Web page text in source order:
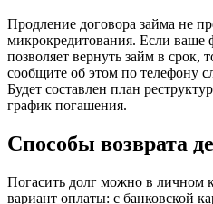
Продление договора займа не
микрокредитования. Если ваше
позволяет вернуть займ в срок,
сообщите об этом по телефону
Будет составлен план
график погашения.
Способы возврата
Погасить долг можно в личном
вариант оплаты: с банковской